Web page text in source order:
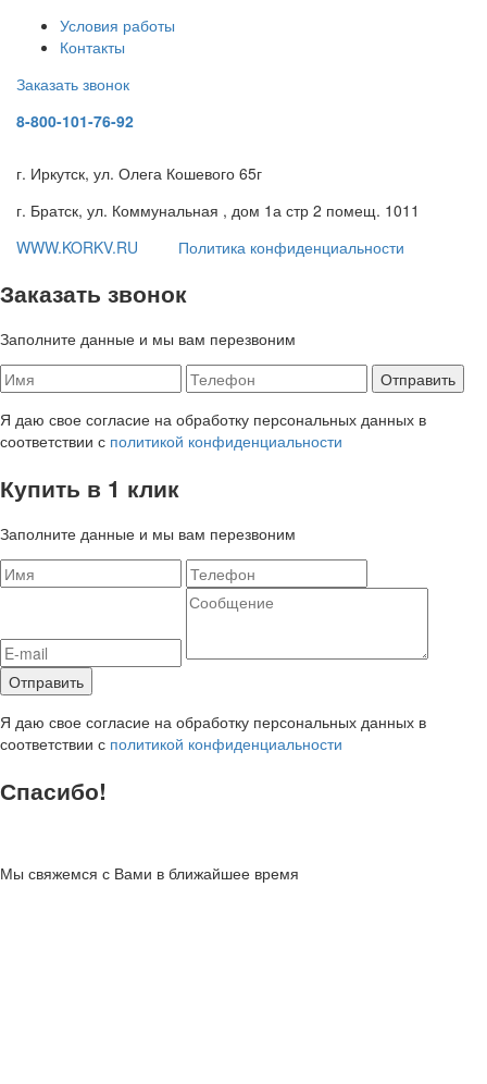
Условия работы
Контакты
Заказать звонок
8-800-101-76-92
г. Иркутск, ул. Олега Кошевого 65г
г. Братск, ул. Коммунальная , дом 1а стр 2 помещ. 1011
WWW.KORKV.RU
Политика конфиденциальности
Заказать звонок
Заполните данные и мы вам перезвоним
Я даю свое согласие на обработку персональных данных в
соответствии с политикой конфиденциальности
Купить в 1 клик
Заполните данные и мы вам перезвоним
Я даю свое согласие на обработку персональных данных в
соответствии с политикой конфиденциальности
Спасибо!
Мы свяжемся с Вами в ближайшее время